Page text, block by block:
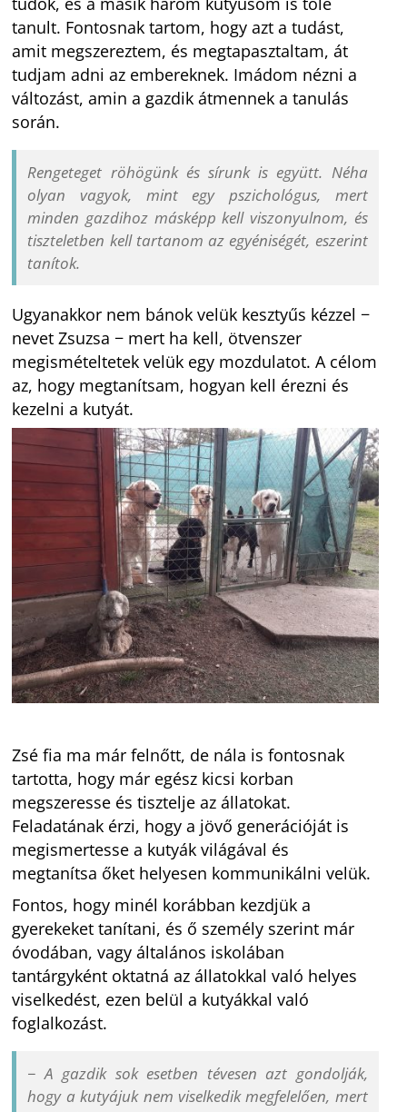
tanult. Fontosnak tartom, hogy azt a tudást,
amit megszereztem, és megtapasztaltam, át
tudjam adni az embereknek. Imádom nézni a
változást, amin a gazdik átmennek a tanulás
során.
Rengeteget röhögünk és sírunk is együtt. Néha
olyan vagyok, mint egy pszichológus, mert
minden gazdihoz másképp kell viszonyulnom, és
tiszteletben kell tartanom az egyéniségét, eszerint
tanítok.
Ugyanakkor nem bánok velük kesztyűs kézzel −
nevet Zsuzsa − mert ha kell, ötvenszer
megismételtetek velük egy mozdulatot. A célom
az, hogy megtanítsam, hogyan kell érezni és
kezelni a kutyát.
Zsé fia ma már felnőtt, de nála is fontosnak
tartotta, hogy már egész kicsi korban
megszeresse és tisztelje az állatokat.
Feladatának érzi, hogy a jövő generációját is
megismertesse a kutyák világával és
megtanítsa őket helyesen kommunikálni velük.
Fontos, hogy minél korábban kezdjük a
gyerekeket tanítani, és ő személy szerint már
óvodában, vagy általános iskolában
tantárgyként oktatná az állatokkal való helyes
viselkedést, ezen belül a kutyákkal való
foglalkozást.
− A gazdik sok esetben tévesen azt gondolják,
hogy a kutyájuk nem viselkedik megfelelően, mert